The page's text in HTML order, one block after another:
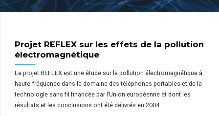
Projet REFLEX sur les effets de la pollution
électromagnétique
Le projet REFLEX est une étude sur la pollution électromagnétique à
haute fréquence dans le domaine des téléphones portables et de la
technologie sans fil financée par l’Union européenne et dont les
résultats et les conclusions ont été délivrés en 2004.